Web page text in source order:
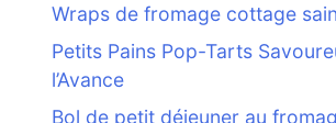
Wraps de fromage cottage
Petits Pains Pop-Tarts
l’Avance
Bol de petit déjeuner au